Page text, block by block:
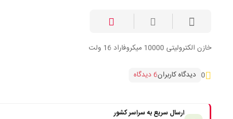
خازن الکترولیتی 10000 میکروفاراد 16 ولت
0 دیدگاه کاربران6 دیدگاه
ارسال سریع به سراسر کشور